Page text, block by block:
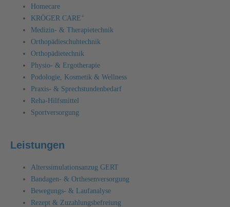
Homecare
KRÖGER CARE+
Medizin- & Therapietechnik
Orthopädieschuhtechnik
Orthopädietechnik
Physio- & Ergotherapie
Podologie, Kosmetik & Wellness
Praxis- & Sprechstundenbedarf
Reha-Hilfsmittel
Sportversorgung
Leistungen
Alterssimulationsanzug GERT
Bandagen- & Orthesenversorgung
Bewegungs- & Laufanalyse
Rezept & Zuzahlungsbefreiung